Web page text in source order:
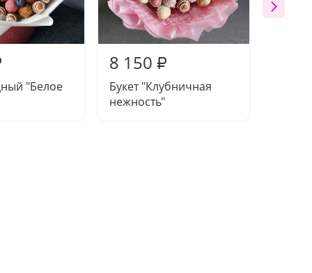
"Белое
8 150 ₽
Букет "Клубничная
нежность"